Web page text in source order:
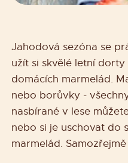
Jahodová sezóna se
užít si skvělé letní
domácích marmelád.
nebo borůvky -
nasbírané v lese
nebo si je uschovat do
marmelád.